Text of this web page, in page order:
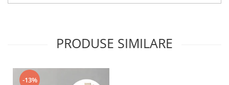
PRODUSE SIMILARE
-13%